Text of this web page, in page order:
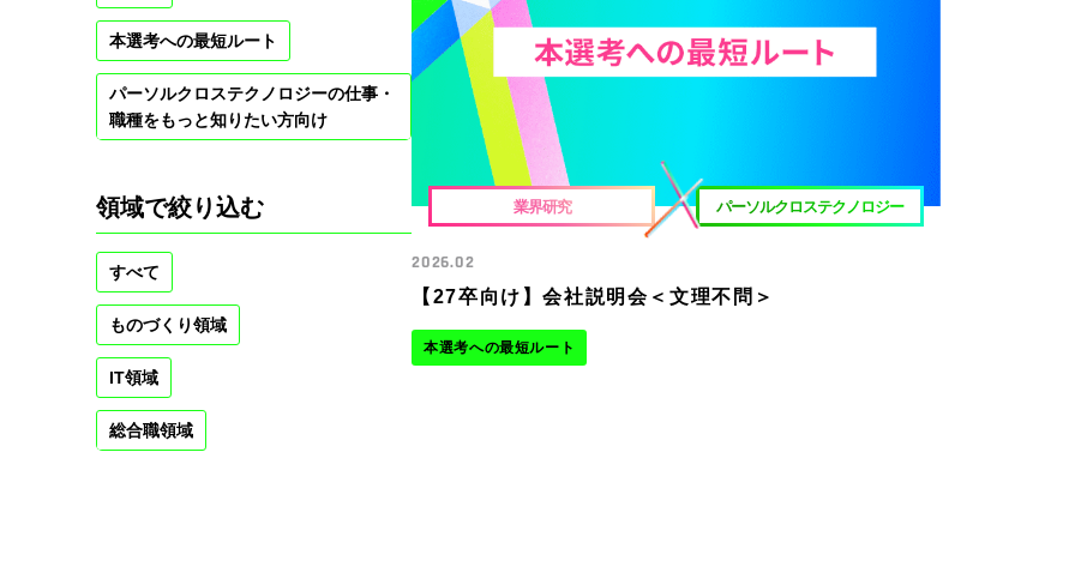
本選考への最短ルート
パーソルクロステクノロジーの仕事・
職種をもっと知りたい方向け
領域で絞り込む
すべて
ものづくり領域
IT領域
総合職領域
業界研究 パーソルクロステクノロジー
2026.02
【27卒向け】会社説明会＜文理不問＞
本選考への最短ルート